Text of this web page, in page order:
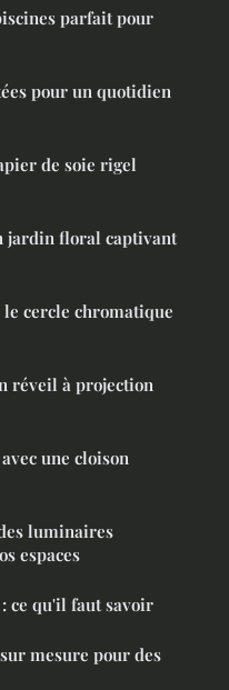
parfait pour
pour un quotidien
de soie rigel
jardin floral captivant
cercle chromatique
réveil à projection
une cloison
luminaires
espaces
ce qu'il faut savoir
mesure pour des